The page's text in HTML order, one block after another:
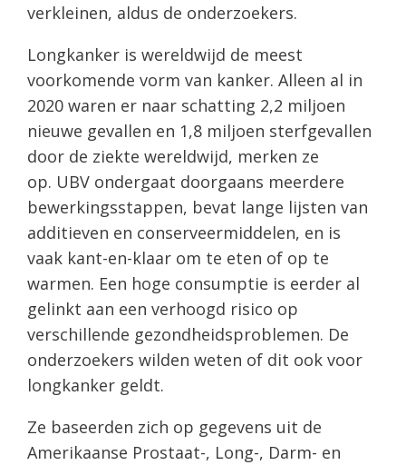
verkleinen, aldus de onderzoekers.
Longkanker is wereldwijd de meest
voorkomende vorm van kanker. Alleen al in
2020 waren er naar schatting 2,2 miljoen
nieuwe gevallen en 1,8 miljoen sterfgevallen
door de ziekte wereldwijd, merken ze
op. UBV ondergaat doorgaans meerdere
bewerkingsstappen, bevat lange lijsten van
additieven en conserveermiddelen, en is
vaak kant-en-klaar om te eten of op te
warmen. Een hoge consumptie is eerder al
gelinkt aan een verhoogd risico op
verschillende gezondheidsproblemen. De
onderzoekers wilden weten of dit ook voor
longkanker geldt.
Ze baseerden zich op gegevens uit de
Amerikaanse Prostaat-, Long-, Darm- en